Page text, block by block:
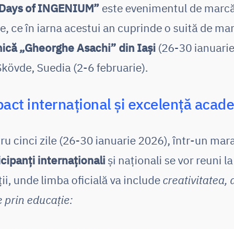
of INGENIUM” este evenimentul de
ce în iarna acestui an cuprinde o suită de
„Gheorghe Asachi” din Iași (26-30
Suedia (2-6 februarie).
internațional și excelență
cinci zile (26-30 ianuarie 2026), într-un
internaționali și naționali se vor reuni
unde limba oficială va include creativitatea,
prin educație: